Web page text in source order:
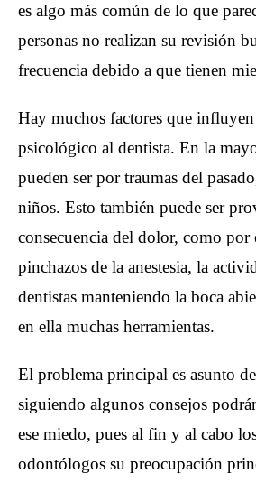
es algo más común de lo que
personas no realizan su revisión
frecuencia debido a que tienen
Hay muchos factores que influyen
psicológico al dentista. En la
pueden ser por traumas del
niños. Esto también puede ser
consecuencia del dolor, como por
pinchazos de la anestesia, la
dentistas manteniendo la boca
en ella muchas herramientas.
El problema principal es asunto
siguiendo algunos consejos
ese miedo, pues al fin y al cabo
odontólogos su preocupación